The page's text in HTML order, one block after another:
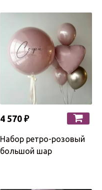
4 570 ₽
Набор ретро-розовый
большой шар